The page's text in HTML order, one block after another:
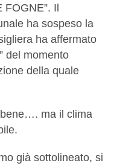
FOGNE”. Il
ha sospeso la
ha affermato
del momento
della quale
ma il clima
già sottolineato, si